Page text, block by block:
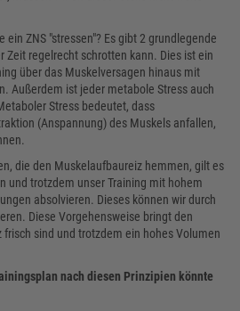
ein ZNS "stressen"? Es gibt 2 grundlegende
Zeit regelrecht schrotten kann. Dies ist ein
über das Muskelversagen hinaus mit
Außerdem ist jeder metabole Stress auch
Stress bedeutet, dass
(Anspannung) des Muskels anfallen,
die den Muskelaufbaureiz hemmen, gilt es
und trotzdem unser Training mit hohem
absolvieren. Dieses können wir durch
Diese Vorgehensweise bringt den
sind und trotzdem ein hohes Volumen
nach diesen Prinzipien könnte